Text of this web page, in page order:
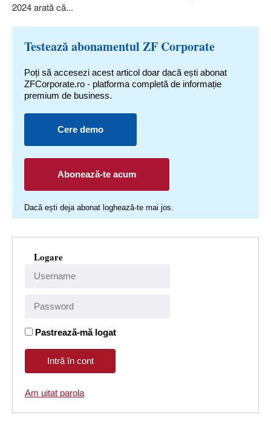
2024 arată că...
Testează abonamentul ZF Corporate
Poți să accesezi acest articol doar dacă ești abonat
ZFCorporate.ro - platforma completă de informație
premium de business.
Cere demo
Abonează-te acum
Dacă ești deja abonat loghează-te mai jos.
Logare
Pastrează-mă logat
Am uitat parola